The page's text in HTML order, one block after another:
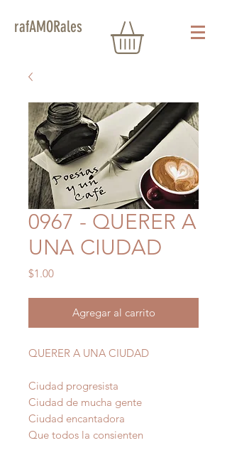
rafAMORales
0967 - QUERER A
UNA CIUDAD
$1.00Precio
Agregar al carrito
QUERER A UNA CIUDAD
Ciudad progresista
Ciudad de mucha gente
Ciudad encantadora
Que todos la consienten